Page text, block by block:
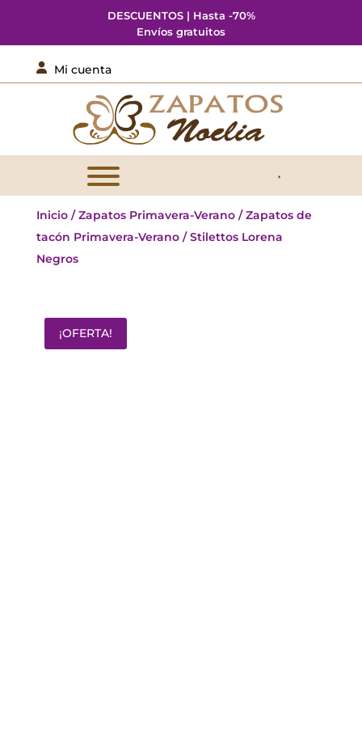
DESCUENTOS | Hasta -70%
Envíos gratuitos
 Mi cuenta
Inicio/Zapatos Primavera-Verano/Zapatos de
tacón Primavera-Verano/ Stilettos Lorena
Negros
¡OFERTA!